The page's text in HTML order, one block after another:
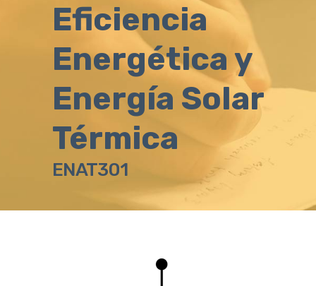
Eficiencia
Energética y
Energía Solar
Térmica
ENAT301